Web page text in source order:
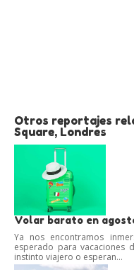
Otros reportajes
Square, Londres
Volar barato en
Ya nos encontramos
esperado para
instinto viajero o esperan...